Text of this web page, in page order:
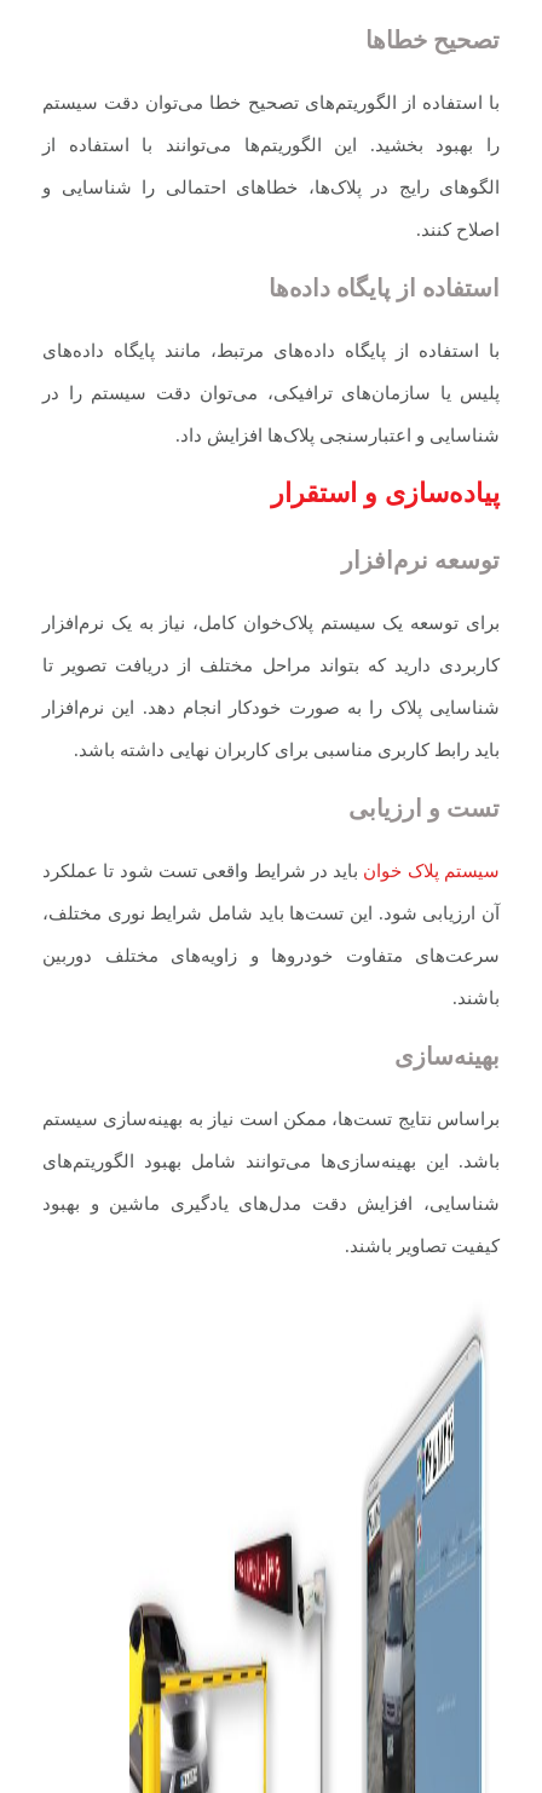
تصحیح خطاها
با استفاده از الگوریتم‌های تصحیح خطا می‌توان دقت سیستم
را بهبود بخشید. این الگوریتم‌ها می‌توانند با استفاده از
الگوهای رایج در پلاک‌ها، خطاهای احتمالی را شناسایی و
اصلاح کنند.
استفاده از پایگاه داده‌ها
با استفاده از پایگاه داده‌های مرتبط، مانند پایگاه داده‌های
پلیس یا سازمان‌های ترافیکی، می‌توان دقت سیستم را در
شناسایی و اعتبارسنجی پلاک‌ها افزایش داد.
پیاده‌سازی و استقرار
توسعه نرم‌افزار
برای توسعه یک سیستم پلاک‌خوان کامل، نیاز به یک نرم‌افزار
کاربردی دارید که بتواند مراحل مختلف از دریافت تصویر تا
شناسایی پلاک را به صورت خودکار انجام دهد. این نرم‌افزار
باید رابط کاربری مناسبی برای کاربران نهایی داشته باشد.
تست و ارزیابی
سیستم پلاک‌ خوان باید در شرایط واقعی تست شود تا عملکرد
آن ارزیابی شود. این تست‌ها باید شامل شرایط نوری مختلف،
سرعت‌های متفاوت خودروها و زاویه‌های مختلف دوربین
باشند.
بهینه‌سازی
براساس نتایج تست‌ها، ممکن است نیاز به بهینه‌سازی سیستم
باشد. این بهینه‌سازی‌ها می‌توانند شامل بهبود الگوریتم‌های
شناسایی، افزایش دقت مدل‌های یادگیری ماشین و بهبود
کیفیت تصاویر باشند.